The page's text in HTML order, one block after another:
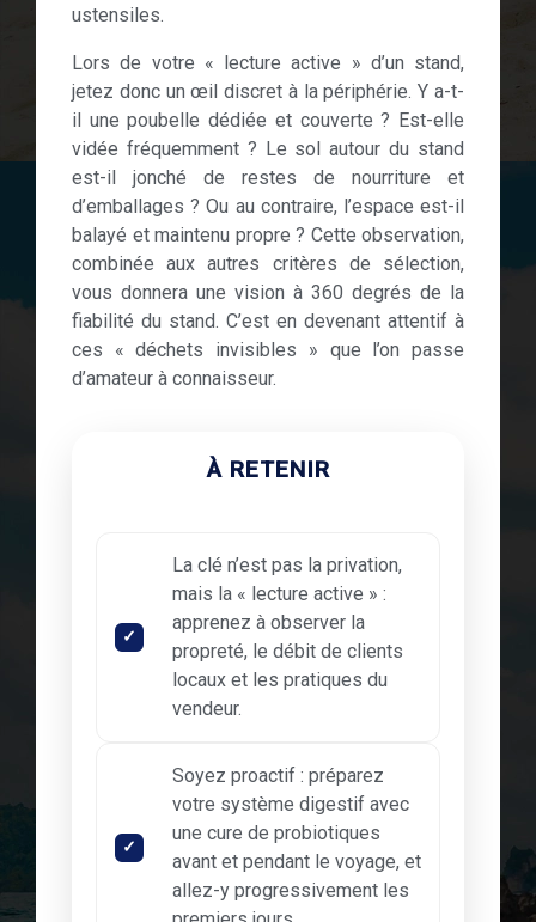
ustensiles.
Lors de votre « lecture active » d’un stand,
jetez donc un œil discret à la périphérie. Y a-t-
il une poubelle dédiée et couverte ? Est-elle
vidée fréquemment ? Le sol autour du stand
est-il jonché de restes de nourriture et
d’emballages ? Ou au contraire, l’espace est-il
balayé et maintenu propre ? Cette observation,
combinée aux autres critères de sélection,
vous donnera une vision à 360 degrés de la
fiabilité du stand. C’est en devenant attentif à
ces « déchets invisibles » que l’on passe
d’amateur à connaisseur.
À RETENIR
La clé n’est pas la privation,
mais la « lecture active » :
apprenez à observer la
propreté, le débit de clients
locaux et les pratiques du
vendeur.
Soyez proactif : préparez
votre système digestif avec
une cure de probiotiques
avant et pendant le voyage, et
allez-y progressivement les